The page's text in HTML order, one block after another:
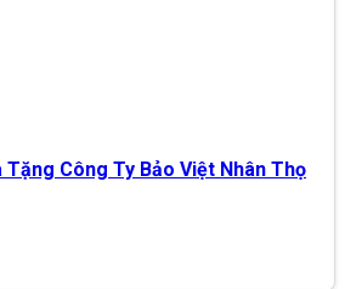
Công Ty Bảo Việt Nhân Thọ